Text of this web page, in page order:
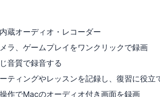
蔵オーディオ・レコーダー
ラ、ゲームプレイをワンクリックで録画
音質で録音する
ティングやレッスンを記録し、復習に役立
作でMacのオーディオ付き画面を録画